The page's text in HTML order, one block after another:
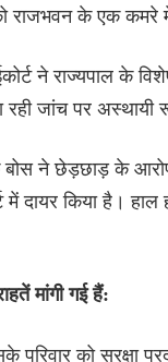
को राजभवन के एक
ने राज्यपाल के
रही जांच पर
ने छेड़छाड़ के
में दायर किया है।
मांगी गई हैं:
परिवार को सुरक्षा